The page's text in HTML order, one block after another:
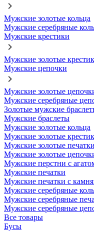
Мужские золотые кольца
Мужские серебряные
Мужские крестики
Мужские золотые
Мужские цепочки
Мужские золотые
Мужские серебряные
Золотые мужские
Мужские браслеты
Мужские золотые кольца
Мужские золотые
Мужские золотые печатки
Мужские золотые
Мужские перстни с
Мужские печатки
Мужские печатки с
Мужские серебряные
Мужские серебряные
Мужские серебряные
Все товары
Бусы